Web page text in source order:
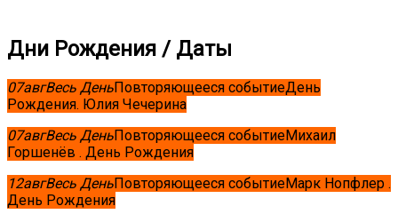
Дни Рождения / Даты
07авгВесь ДеньПовторяющееся событиеДень
Рождения. Юлия Чечерина
07авгВесь ДеньПовторяющееся событиеМихаил
Горшенёв . День Рождения
12авгВесь ДеньПовторяющееся событиеМарк Нопфлер .
День Рождения